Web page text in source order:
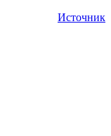
Источник